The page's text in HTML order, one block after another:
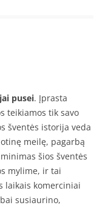
pusei. Įprasta
teikiamos tik savo
šventės istorija veda
meilę, pagarbą
šios šventės
mylime, ir tai
laikais komerciniai
susiaurino,